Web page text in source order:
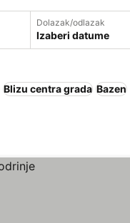
Dolazak/odlazak
Izaberi datume
Blizu centra grada Bazen